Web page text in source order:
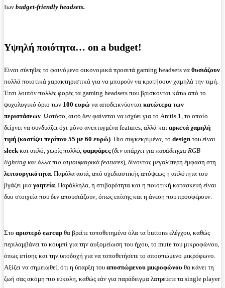
των budget-friendly headsets.
Υψηλή ποιότητα… on a budget!
Είναι σύνηθες το φαινόμενο οικονομικά προσιτά gaming headsets να θυσιάζουν
πολλά ποιοτικά χαρακτηριστικά για να μπορούν να κρατήσουν χαμηλά την τιμή.
Έτσι λοιπόν πολλές φορές τα gaming headsets που βρίσκονται κάτω από το
ψυχολογικό όριο των 100 ευρώ να αποδεικνύονται κατώτερα των
περιστάσεων. Ωστόσο, αυτό δεν φαίνεται να ισχύει για το Arctis 1, το οποίο
δείχνει να συνδυάζει όχι μόνο ανεπτυγμένα features, αλλά και αρκετά χαμηλή
τιμή (κοστίζει περίπου 55 με 60 ευρώ). Πιο συγκεκριμένα, το design του είναι
sleekκαι απλό, χωρίς πολλές φαμφάρες(δεν υπάρχει για παράδειγμα RGB
lighting και άλλα πιο ατμοσφαιρικά features), δίνοντας μεγαλύτερη έμφαση στη
λειτουργικότητα. Παρόλα αυτά, από σχεδιαστικής απόψεως η απλότητα του
βγάζει μια γοητεία. Παράλληλα, η στιβαρότητα και η ποιοτική κατασκευή είναι
δυο στοιχεία που δεν απουσιάζουν, όπως επίσης και η άνεση που προσφέρουν.
Στο αριστερό earcup θα βρείτε τοποθετημένα όλα τα buttons ελέγχου, καθώς
περιλαμβάνει το κουμπί για την αυξομείωση του ήχου, το mute του μικροφώνου,
όπως επίσης και την υποδοχή για να τοποθετήσετε το αποσπώμενο μικρόφωνο.
Αξίζει να σημειωθεί, ότι η ύπαρξη του αποσπώμενου μικροφώνου θα κάνει τη
ζωή σας ακόμη πιο εύκολη, καθώς εάν για παράδειγμα λατρεύετε τα single player